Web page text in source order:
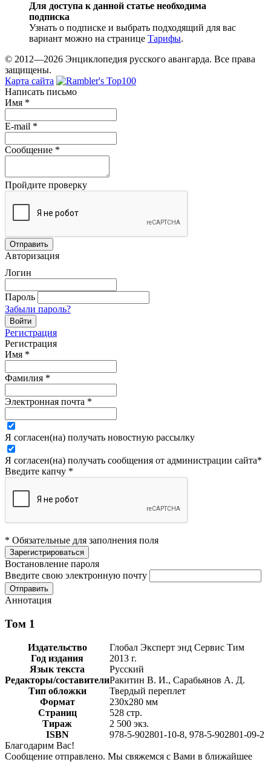
Для доступа к данной статье необходима
подписка
Узнать о подписке и выбрать подходящий для вас
вариант можно на странице Тарифы.
© 2012—2026 Энциклопедия русского авангарда. Все права
защищены.
Карта сайта
Написать письмо
Имя *
E-mail *
Сообщение *
Пройдите проверку
Авторизация
Логин
Пароль
Забыли пароль?
Регистрация
Регистрация
Имя *
Фамилия *
Электронная почта *
Я согласен(на) получать новостную рассылку
Я согласен(на) получать сообщения от администрации сайта*
Введите капчу *
* Обязательные для заполнения поля
Востановление пароля
Введите свою электронную почту
Аннотация
Том 1
Издательство
Глобал Эксперт энд Сервис Тим
Год издания
2013 г.
Язык текста
Русский
Редакторы/составителиРакитин В. И., Сарабьянов А. Д.
Тип обложки
Твердый переплет
Формат
230х280 мм
Страниц
528 стр.
Тираж
2 500 экз.
ISBN
978-5-902801-10-8, 978-5-902801-09-2
Благодарим Вас!
Сообщение отправлено. Мы свяжемся с Вами в ближайшее